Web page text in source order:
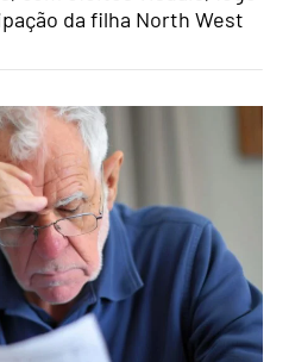
da filha North West